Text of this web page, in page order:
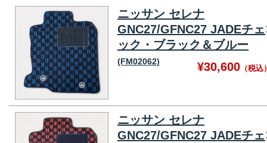
ニッサン セレナ
GNC27/GFNC27 JADEチェ
ック・ブラック＆ブルー
(FM02062) ¥30,600 （税込
ニッサン セレナ
GNC27/GFNC27 JADEチェ